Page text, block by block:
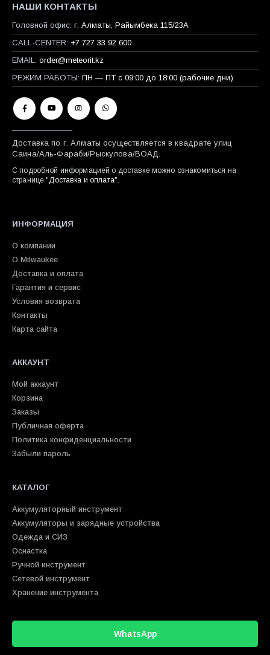
НАШИ КОНТАКТЫ
Головной офис: г. Алматы, Райымбека 115/23A
CALL-CENTER: +7 727 33 92 600
EMAIL: order@meteorit.kz
РЕЖИМ РАБОТЫ: ПН — ПТ с 09:00 до 18:00 (рабочие дни)
Доставка по г. Алматы осуществляется в квадрате улиц
Саина/Аль-Фараби/Рыскулова/ВОАД.
С подробной информацией о доставке можно ознакомиться на
странице " Доставка и оплата".
ИНФОРМАЦИЯ
О компании
О Milwaukee
Доставка и оплата
Гарантия и сервис
Условия возврата
Контакты
Карта сайта
АККАУНТ
Мой аккаунт
Корзина
Заказы
Публичная оферта
Политика конфиденциальности
Забыли пароль
КАТАЛОГ
Аккумуляторный инструмент
Аккумуляторы и зарядные устройства
Одежда и СИЗ
Оснастка
Ручной инструмент
Сетевой инструмент
Хранение инструмента
WhatsApp